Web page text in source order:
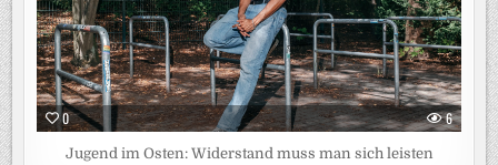
0 6
Jugend im Osten: Widerstand muss man sich leisten